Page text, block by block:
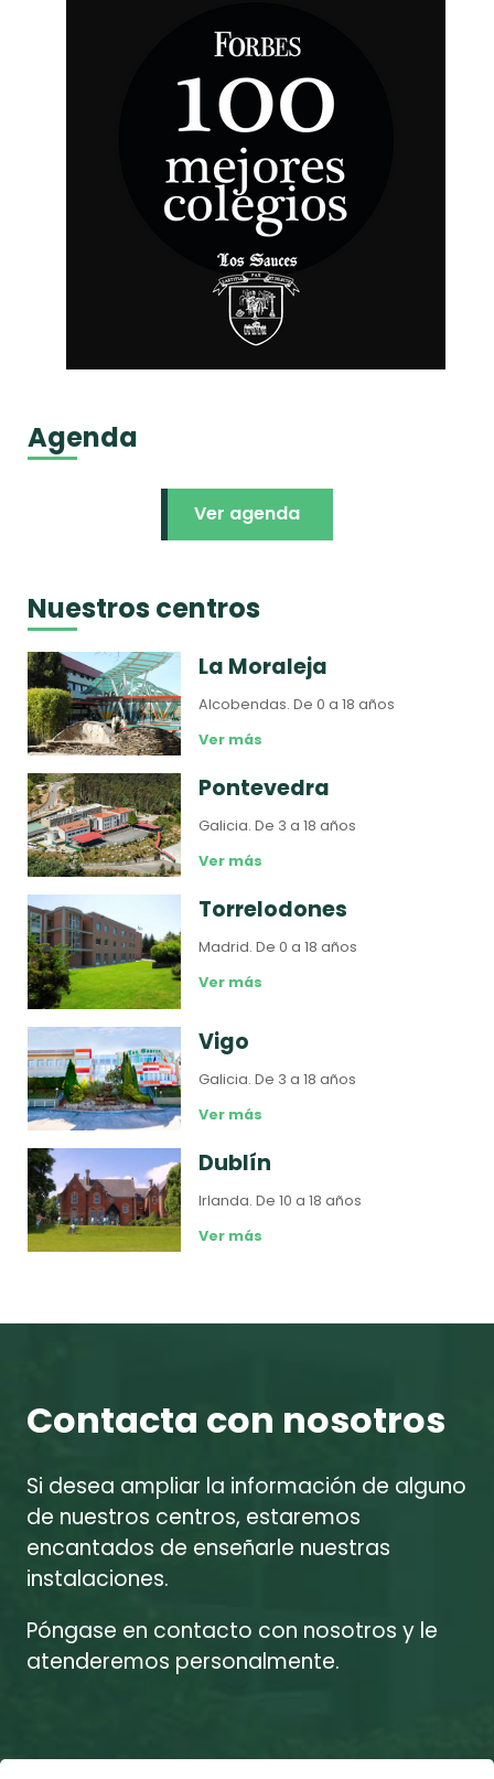
Agenda
Ver agenda
Nuestros centros
La Moraleja
Alcobendas.De 0 a 18 años
Ver más
Pontevedra
Galicia.De 3 a 18 años
Ver más
Torrelodones
Madrid.De 0 a 18 años
Ver más
Vigo
Galicia.De 3 a 18 años
Ver más
Dublín
Irlanda.De 10 a 18 años
Ver más
Contacta con nosotros
Si desea ampliar la información de alguno
de nuestros centros, estaremos
encantados de enseñarle nuestras
instalaciones.
Póngase en contacto con nosotros y le
atenderemos personalmente.